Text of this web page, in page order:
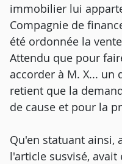
immobilier lui
Compagnie de
été ordonnée la
Attendu que pour
accorder à M. X...
retient que la
de cause et pour la
Qu'en statuant ainsi,
l'article susvisé,